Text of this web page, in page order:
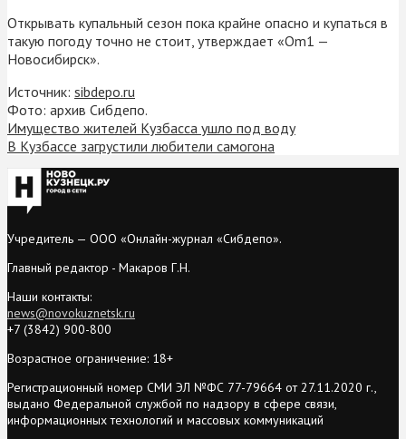
Открывать купальный сезон пока крайне опасно и купаться в
такую погоду точно не стоит, утверждает «Om1 —
Новосибирск».
Источник: sibdepo.ru
Фото: архив Сибдепо.
Имущество жителей Кузбасса ушло под воду
В Кузбассе загрустили любители самогона
Учредитель — ООО «Онлайн-журнал «Сибдепо».
Главный редактор - Макаров Г.Н.
Наши контакты:
news@novokuznetsk.ru
+7 (3842) 900-800
Возрастное ограничение: 18+
Регистрационный номер СМИ ЭЛ №ФС 77-79664 от 27.11.2020 г.,
выдано Федеральной службой по надзору в сфере связи,
информационных технологий и массовых коммуникаций